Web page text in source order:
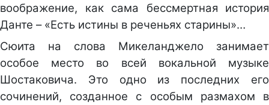
воображение, как сама бессмертная история
Данте – «Есть истины в реченьях старины»…
Сюита на слова Микеланджело занимает
особое место во всей вокальной музыке
Шостаковича. Это одно из последних его
сочинений, созданное с особым размахом в